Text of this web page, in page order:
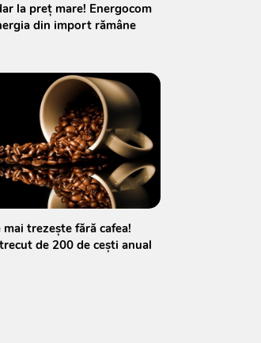
la preț mare! Energocom
din import rămâne
mai trezește fără cafea!
de 200 de cești anual